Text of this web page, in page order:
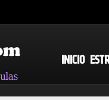
INICIO